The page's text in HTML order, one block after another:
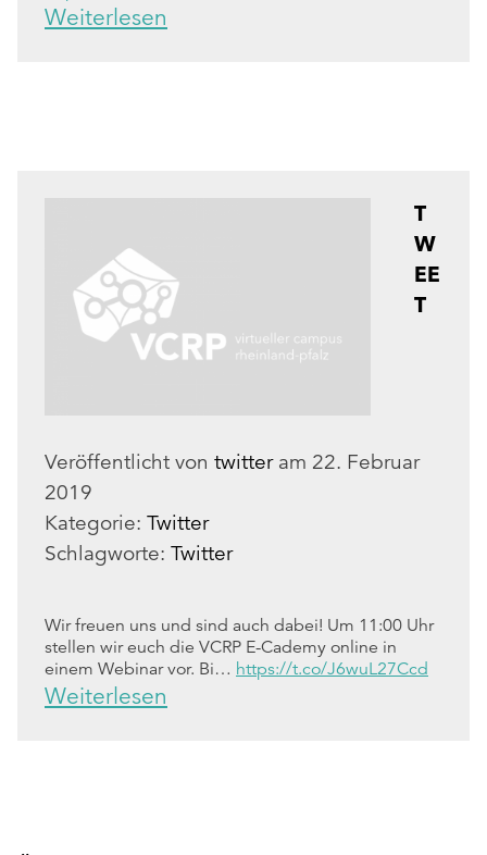
Weiterlesen
T
W
EE
T
Veröffentlicht von twitteram 22. Februar
2019
Kategorie: Twitter
Schlagworte: Twitter
Wir freuen uns und sind auch dabei! Um 11:00 Uhr
stellen wir euch die VCRP E-Cademy online in
einem Webinar vor. Bi… https://t.co/J6wuL27Ccd
Weiterlesen